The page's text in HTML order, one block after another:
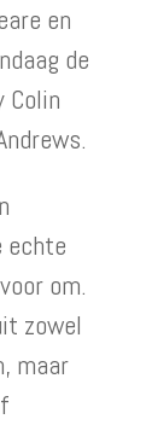
en
de
Colin
echte
om.
zowel
maar